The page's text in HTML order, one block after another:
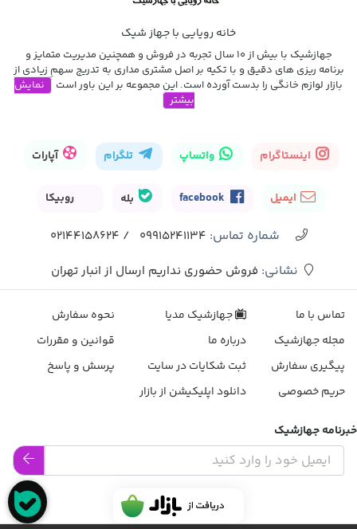
خانه رویایی با جهاز شیک
جهازشیک با بیش از 10 سال تجربه در فروش و همچنین مدیریت متمایز و
برنامه ریزی های دقیق و با تکیه بر اصل مشتری مداری به تدریج سهمِ زیادی از
بازار لوازم خانگی را بدست آورده است. این مجموعه بر این باور است
نمایش
بیشتر
اینستاگرام واتساپ تلگرام آپارات
ایمیل بله روبیکا
شماره تماس‌: 09915241134
/
02144158624
نشانی: فروش حضوری نداریم ارسال از انبار تهران
تماس با ما جهازشیک مدیا
نحوه سفارش
مجله جهازشیک
درباره ما
قوانین و مقررات
پیگیری سفارش
ثبت شکایات در سایت
پرسش و پاسخ
حریم خصوصی
دانلود اپلیکیشن از بازار
خبرنامه جهازشیک